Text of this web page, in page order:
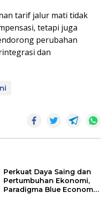
tarif jalur mati tidak
tetapi juga
perubahan
dan
Perkuat Daya Saing dan
Pertumbuhan Ekonomi,
Paradigma Blue Economy